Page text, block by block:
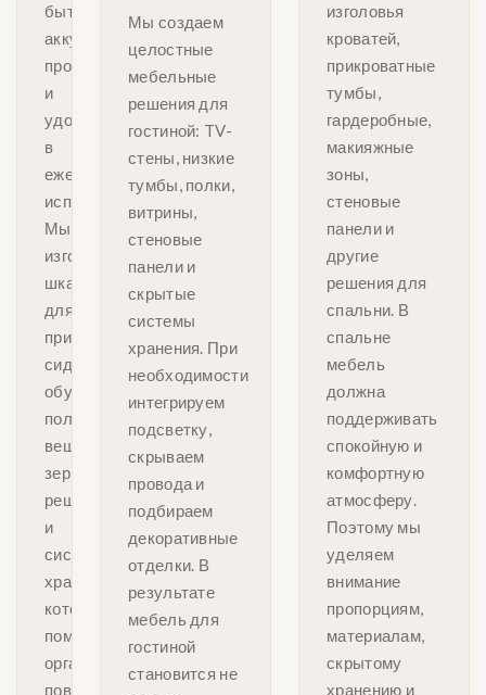
быть
аккуратной,
прочной
и
удобной
в
ежедневном
использовании.
Мы
изготавливаем
шкафы
для
прихожей,
сиденья,
обувные
полки,
вешалки,
зеркальные
решения
и
системы
хранения,
которые
помогают
организовать
повседневные
Мы создаем
целостные
мебельные
решения для
гостиной: TV-
стены, низкие
тумбы, полки,
витрины,
стеновые
панели и
скрытые
системы
хранения. При
необходимости
интегрируем
подсветку,
скрываем
провода и
подбираем
декоративные
отделки. В
результате
мебель для
гостиной
становится не
изголовья
кроватей,
прикроватные
тумбы,
гардеробные,
макияжные
зоны,
стеновые
панели и
другие
решения для
спальни. В
спальне
мебель
должна
поддерживать
спокойную и
комфортную
атмосферу.
Поэтому мы
уделяем
внимание
пропорциям,
материалам,
скрытому
хранению и